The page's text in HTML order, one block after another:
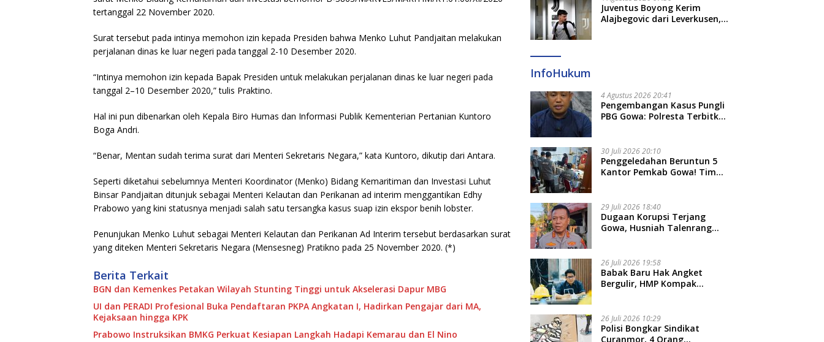
tertanggal 22 November 2020.
Surat tersebut pada intinya memohon izin kepada Presiden bahwa Menko Luhut Pandjaitan melakukan
perjalanan dinas ke luar negeri pada tanggal 2-10 Desember 2020.
“Intinya memohon izin kepada Bapak Presiden untuk melakukan perjalanan dinas ke luar negeri pada
tanggal 2–10 Desember 2020,” tulis Praktino.
Hal ini pun dibenarkan oleh Kepala Biro Humas dan Informasi Publik Kementerian Pertanian Kuntoro
Boga Andri.
“Benar, Mentan sudah terima surat dari Menteri Sekretaris Negara,” kata Kuntoro, dikutip dari Antara.
Seperti diketahui sebelumnya Menteri Koordinator (Menko) Bidang Kemaritiman dan Investasi Luhut
Binsar Pandjaitan ditunjuk sebagai Menteri Kelautan dan Perikanan ad interim menggantikan Edhy
Prabowo yang kini statusnya menjadi salah satu tersangka kasus suap izin ekspor benih lobster.
Penunjukan Menko Luhut sebagai Menteri Kelautan dan Perikanan Ad Interim tersebut berdasarkan surat
yang diteken Menteri Sekretaris Negara (Mensesneg) Pratikno pada 25 November 2020. (*)
Berita Terkait
BGN dan Kemenkes Petakan Wilayah Stunting Tinggi untuk Akselerasi Dapur MBG
UI dan PERADI Profesional Buka Pendaftaran PKPA Angkatan I, Hadirkan Pengajar dari MA,
Kejaksaan hingga KPK
Prabowo Instruksikan BMKG Perkuat Kesiapan Langkah Hadapi Kemarau dan El Nino
Juventus Boyong Kerim
Alajbegovic dari Leverkusen,
InfoHukum
4 Agustus 2026 20:41
Pengembangan Kasus Pungli
PBG Gowa: Polresta Terbitkan
30 Juli 2026 20:10
Penggeledahan Beruntun 5
Kantor Pemkab Gowa! Tim
Rp16 Miliar
29 Juli 2026 18:40
Dugaan Korupsi Terjang
Gowa, Husniah Talenrang
26 Juli 2026 19:58
​Babak Baru Hak Angket
Bergulir, HMP Kompak
26 Juli 2026 10:29
Polisi Bongkar Sindikat
Curanmor, 4 Orang